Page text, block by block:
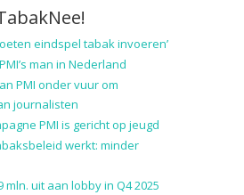
eindspel tabak invoeren’
man in Nederland
PMI onder vuur om
journalisten
PMI is gericht op jeugd
werkt: minder
mln. uit aan lobby in Q4 2025